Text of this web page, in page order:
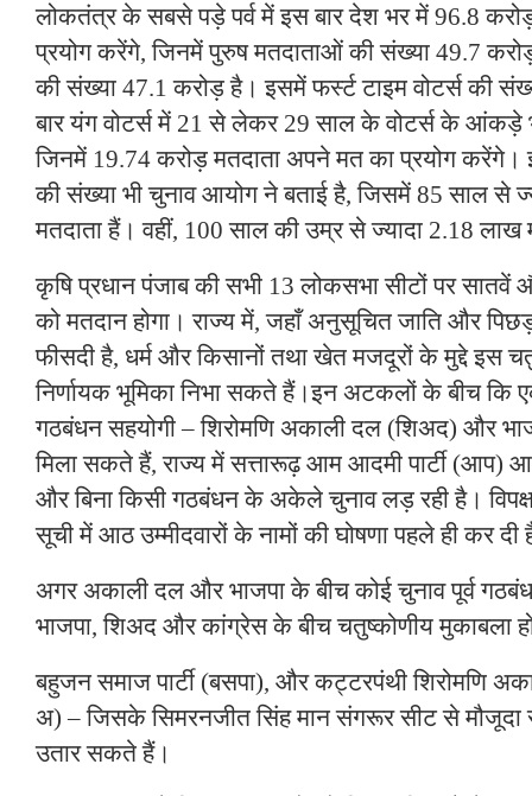
लोकतंत्र के सबसे पड़े पर्व में इस बार देश भर में 96.8
प्रयोग करेंगे, जिनमें पुरुष मतदाताओं की संख्या 49.7
की संख्या 47.1 करोड़ है। इसमें फर्स्ट टाइम वोटर्स की
बार यंग वोटर्स में 21 से लेकर 29 साल के वोटर्स के आंकड़े
जिनमें 19.74 करोड़ मतदाता अपने मत का प्रयोग करेंगे।
की संख्या भी चुनाव आयोग ने बताई है, जिसमें 85 साल से
मतदाता हैं। वहीं, 100 साल की उम्र से ज्यादा 2.18 लाख
कृषि प्रधान पंजाब की सभी 13 लोकसभा सीटों पर
को मतदान होगा। राज्य में, जहाँ अनुसूचित जाति और
फीसदी है, धर्म और किसानों तथा खेत मजदूरों के मुद्दे इस
निर्णायक भूमिका निभा सकते हैं।इन अटकलों के बीच कि
गठबंधन सहयोगी – शिरोमणि अकाली दल (शिअद) और
मिला सकते हैं, राज्य में सत्तारूढ़ आम आदमी पार्टी (आप)
और बिना किसी गठबंधन के अकेले चुनाव लड़ रही है।
सूची में आठ उम्मीदवारों के नामों की घोषणा पहले ही कर दी
अगर अकाली दल और भाजपा के बीच कोई चुनाव पूर्व
भाजपा, शिअद और कांग्रेस के बीच चतुष्कोणीय मुकाबला
बहुजन समाज पार्टी (बसपा), और कट्टरपंथी शिरोमणि
अ) – जिसके सिमरनजीत सिंह मान संगरूर सीट से मौजूदा
उतार सकते हैं।